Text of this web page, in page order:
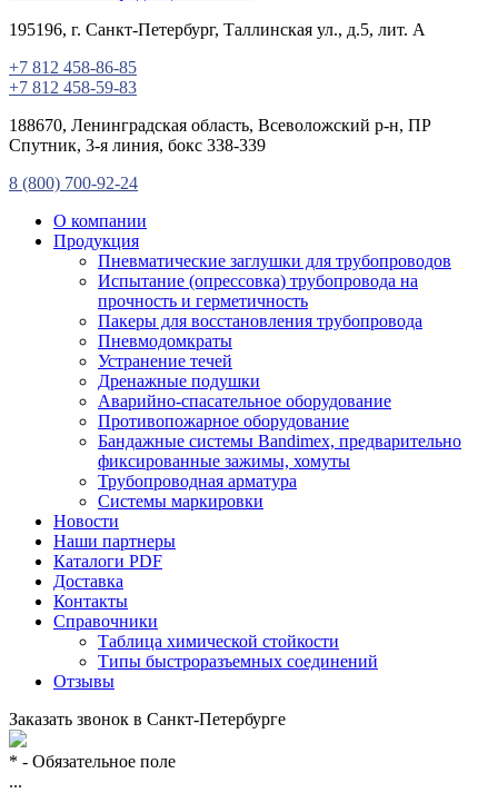
195196, г. Санкт-Петербург, Таллинская ул., д.5, лит. А
+7 812 458-86-85
+7 812 458-59-83
188670, Ленинградская область, Всеволожский р-н, ПР
Спутник, 3-я линия, бокс 338-339
8 (800) 700-92-24
О компании
Продукция
Пневматические заглушки для трубопроводов
Испытание (опрессовка) трубопровода на
прочность и герметичность
Пакеры для восстановления трубопровода
Пневмодомкраты
Устранение течей
Дренажные подушки
Аварийно-спасательное оборудование
Противопожарное оборудование
Бандажные системы Bandimex, предварительно
фиксированные зажимы, хомуты
Трубопроводная арматура
Системы маркировки
Новости
Наши партнеры
Каталоги PDF
Доставка
Контакты
Справочники
Таблица химической стойкости
Типы быстроразъемных соединений
Отзывы
Заказать звонок в Санкт-Петербурге
* - Обязательное поле
...